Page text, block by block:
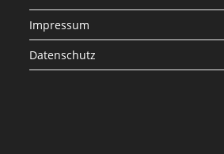
Impressum
Datenschutz